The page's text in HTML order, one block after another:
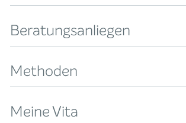
Beratungsanliegen
Methoden
Meine Vita